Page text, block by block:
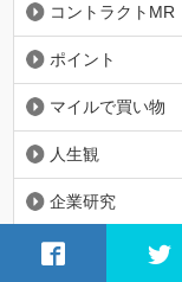
コントラクトMR
ポイント
マイルで買い物
人生観
企業研究
保険